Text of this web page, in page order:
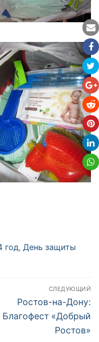
год, День защиты
СЛЕДУЮЩИЙ
Следующая
запись:
Ростов-на-Дону:
Благофест «Добрый
Ростов»